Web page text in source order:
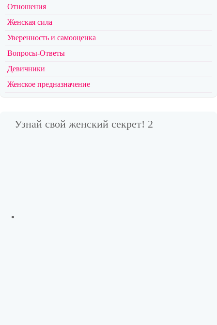
Отношения
Женская сила
Уверенность и самооценка
Вопросы-Ответы
Девичники
Женское предназначение
Узнай свой женский секрет! 2